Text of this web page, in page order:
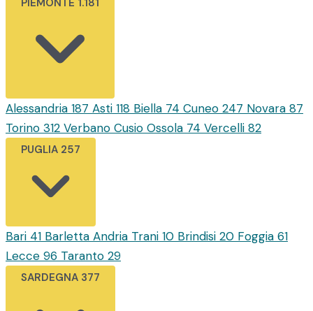
Alessandria 187 Asti 118 Biella 74 Cuneo 247 Novara 87
Torino 312 Verbano Cusio Ossola 74 Vercelli 82
PUGLIA 257
Bari 41 Barletta Andria Trani 10 Brindisi 20 Foggia 61
Lecce 96 Taranto 29
SARDEGNA 377